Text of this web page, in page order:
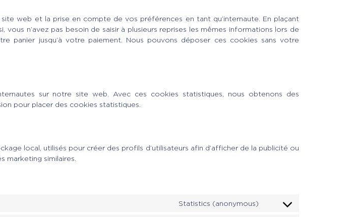
web et la prise en compte de vos préférences en tant qu’internaute. En plaçant
n’avez pas besoin de saisir à plusieurs reprises les mêmes informations lors de
jusqu’à votre paiement. Nous pouvons déposer ces cookies sans votre
sur notre site web. Avec ces cookies statistiques, nous obtenons des
pour placer des cookies statistiques.
local, utilisés pour créer des profils d’utilisateurs afin d’afficher de la publicité ou
marketing similaires.
Statistics (anonymous)